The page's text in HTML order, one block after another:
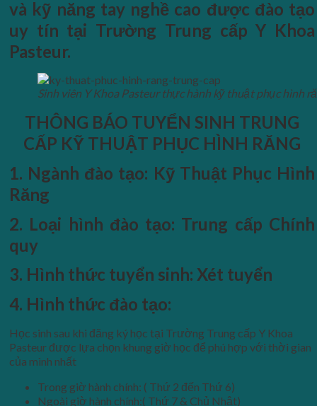
và kỹ năng tay nghề cao được đào tạo
uy tín tại Trường Trung cấp Y Khoa
Pasteur.
Sinh viên Y Khoa Pasteur thực hành kỹ thuật phục hình
THÔNG BÁO TUYỂN SINH TRUNG
CẤP KỸ THUẬT PHỤC HÌNH RĂNG
1. Ngành đào tạo: Kỹ Thuật Phục Hình
Răng
2. Loại hình đào tạo: Trung cấp Chính
quy
3. Hình thức tuyển sinh: Xét tuyển
4. Hình thức đào tạo:
Học sinh sau khi đăng ký học tại Trường Trung cấp Y Khoa
Pasteur được lựa chọn khung giờ học để phú hợp với thời gian
của mình nhất
Trong giờ hành chính: ( Thứ 2 đến Thứ 6)
Ngoài giờ hành chính:( Thứ 7 & Chủ Nhật)